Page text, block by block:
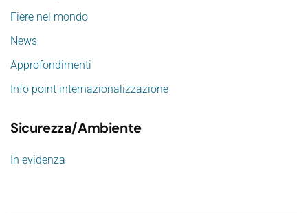
Fiere nel mondo
News
Approfondimenti
Info point internazionalizzazione
Sicurezza/Ambiente
In evidenza